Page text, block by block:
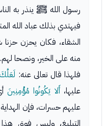
رسول الله ﷺ ينذر به
فيهتدي بذلك عباد الله
الشقاء، فكان يحزن
منه على الخير، ونصحا لهم.
فلهذا قال تعالى عنه:
عليها،أَلا يَكُونُوا مُؤْمِنِينَ
عليهم حسرات، فإن
التبليغ، وليس فوق هذا